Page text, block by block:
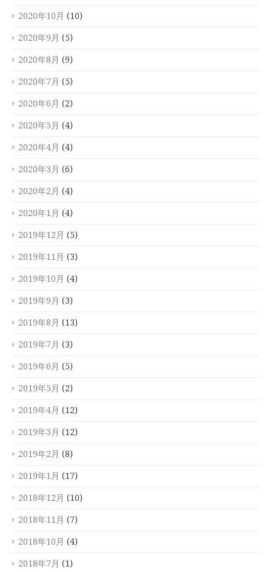
2020年10月 (10)
2020年9月 (5)
2020年8月 (9)
2020年7月 (5)
2020年6月 (2)
2020年5月 (4)
2020年4月 (4)
2020年3月 (6)
2020年2月 (4)
2020年1月 (4)
2019年12月 (5)
2019年11月 (3)
2019年10月 (4)
2019年9月 (3)
2019年8月 (13)
2019年7月 (3)
2019年6月 (5)
2019年5月 (2)
2019年4月 (12)
2019年3月 (12)
2019年2月 (8)
2019年1月 (17)
2018年12月 (10)
2018年11月 (7)
2018年10月 (4)
2018年7月 (1)